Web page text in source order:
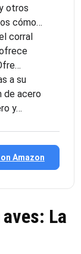
otros
cómo…
corral
a su
de acero
y…
on Amazon
La